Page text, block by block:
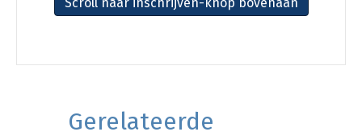
Scroll naar inschrijven-knop bovenaan
Gerelateerde